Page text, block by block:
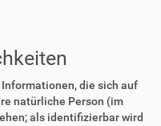
Informationen, die sich auf
natürliche Person (im
als identifizierbar wird